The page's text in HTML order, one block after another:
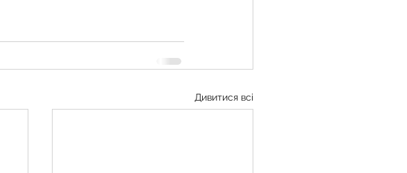
Дивитися всі